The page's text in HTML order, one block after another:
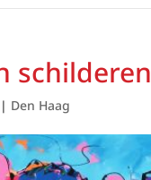
schilderen
| Den Haag